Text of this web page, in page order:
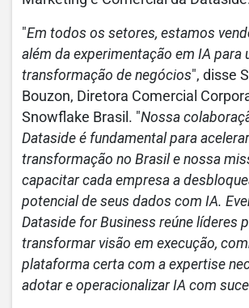
"Em todos os setores, estamos
além da experimentação em IA para
transformação de negócios", disse
Bouzon, Diretora Comercial
Snowflake Brasil . "Nossa
Dataside é fundamental para
transformação no Brasil e nossa
capacitar cada empresa a
potencial de seus dados com IA.
Dataside for Business reúne líderes
transformar visão em execução,
plataforma certa com a expertise
adotar e operacionalizar IA com